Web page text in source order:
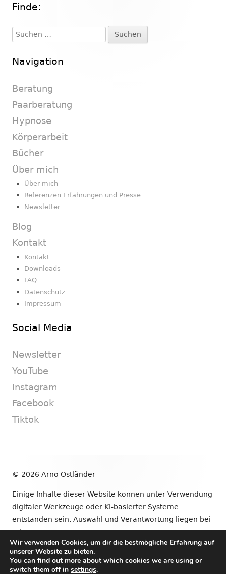
Haupt-
Seitenleiste
Finde:
Suchen
nach:
Navigation
Beratung
Paarberatung
Hypnose
Körperarbeit
Bücher
Über mich
Über mich
Referenzen Erfahrungen und Presse
Newsletter
Blog
Kontakt
Kontakt
Downloads
FAQ
Datenschutz
Impressum
Social Media
Newsletter
YouTube
Instagram
Facebook
Tiktok
© 2026 Arno Ostländer
Einige Inhalte dieser Website können unter Verwendung
digitaler Werkzeuge oder KI-basierter Systeme
entstanden sein. Auswahl und Verantwortung liegen bei
mir.
•VerwendetTiny Framework
Wir verwenden Cookies, um dir die bestmögliche Erfahrung auf
unserer Website zu bieten.
You can find out more about which cookies we are using or
switch them off in settings.